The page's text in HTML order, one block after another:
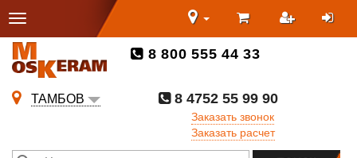
8 800 555 44 33
ТАМБОВ
8 4752 55 99 90
Заказать звонок
Заказать расчет